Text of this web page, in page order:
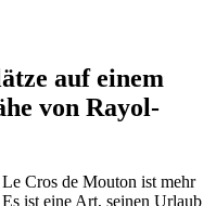
auf einem
von Rayol-
Cros de Mouton ist mehr
ist eine Art, seinen Urlaub